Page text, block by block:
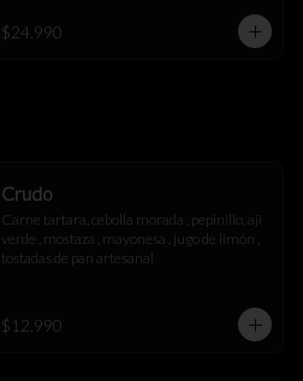
$24.990
Crudo
Carne tartara, cebolla morada , pepinillo, aji
verde , mostaza , mayonesa , jugo de limón ,
tostadas de pan artesanal
$12.990